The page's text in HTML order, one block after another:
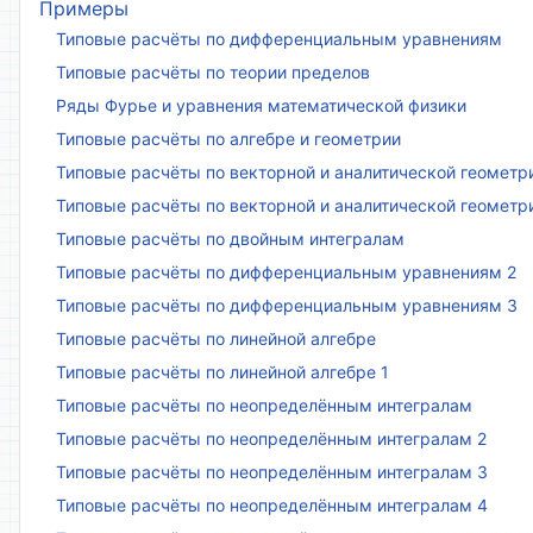
Примеры
Типовые расчёты по дифференциальным уравнениям
Типовые расчёты по теории пределов
Ряды Фурье и уравнения математической физики
Типовые расчёты по алгебре и геометрии
Типовые расчёты по векторной и аналитической
Типовые расчёты по векторной и аналитической
Типовые расчёты по двойным интегралам
Типовые расчёты по дифференциальным уравнениям 2
Типовые расчёты по дифференциальным уравнениям 3
Типовые расчёты по линейной алгебре
Типовые расчёты по линейной алгебре 1
Типовые расчёты по неопределённым интегралам
Типовые расчёты по неопределённым интегралам 2
Типовые расчёты по неопределённым интегралам 3
Типовые расчёты по неопределённым интегралам 4